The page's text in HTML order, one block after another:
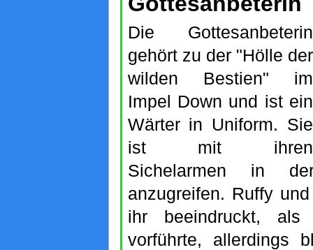
Die Gottesanbeterin
gehört zu der "Hölle der
wilden Bestien" im
Impel Down und ist ein
Wärter in Uniform. Sie
ist mit ihren
Sichelarmen in
anzugreifen. Ruffy
ihr beeindruckt,
vorführte, allerdings